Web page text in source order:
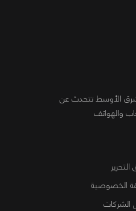
الأوسط تتحدث عن
والهواتف
التحرير
الخصوصية
الشركات